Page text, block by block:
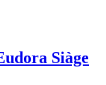
Siàge